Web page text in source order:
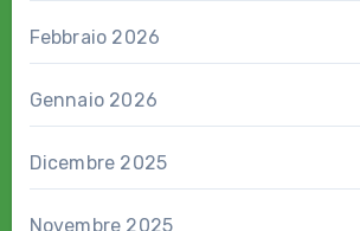
Febbraio 2026
Gennaio 2026
Dicembre 2025
Novembre 2025